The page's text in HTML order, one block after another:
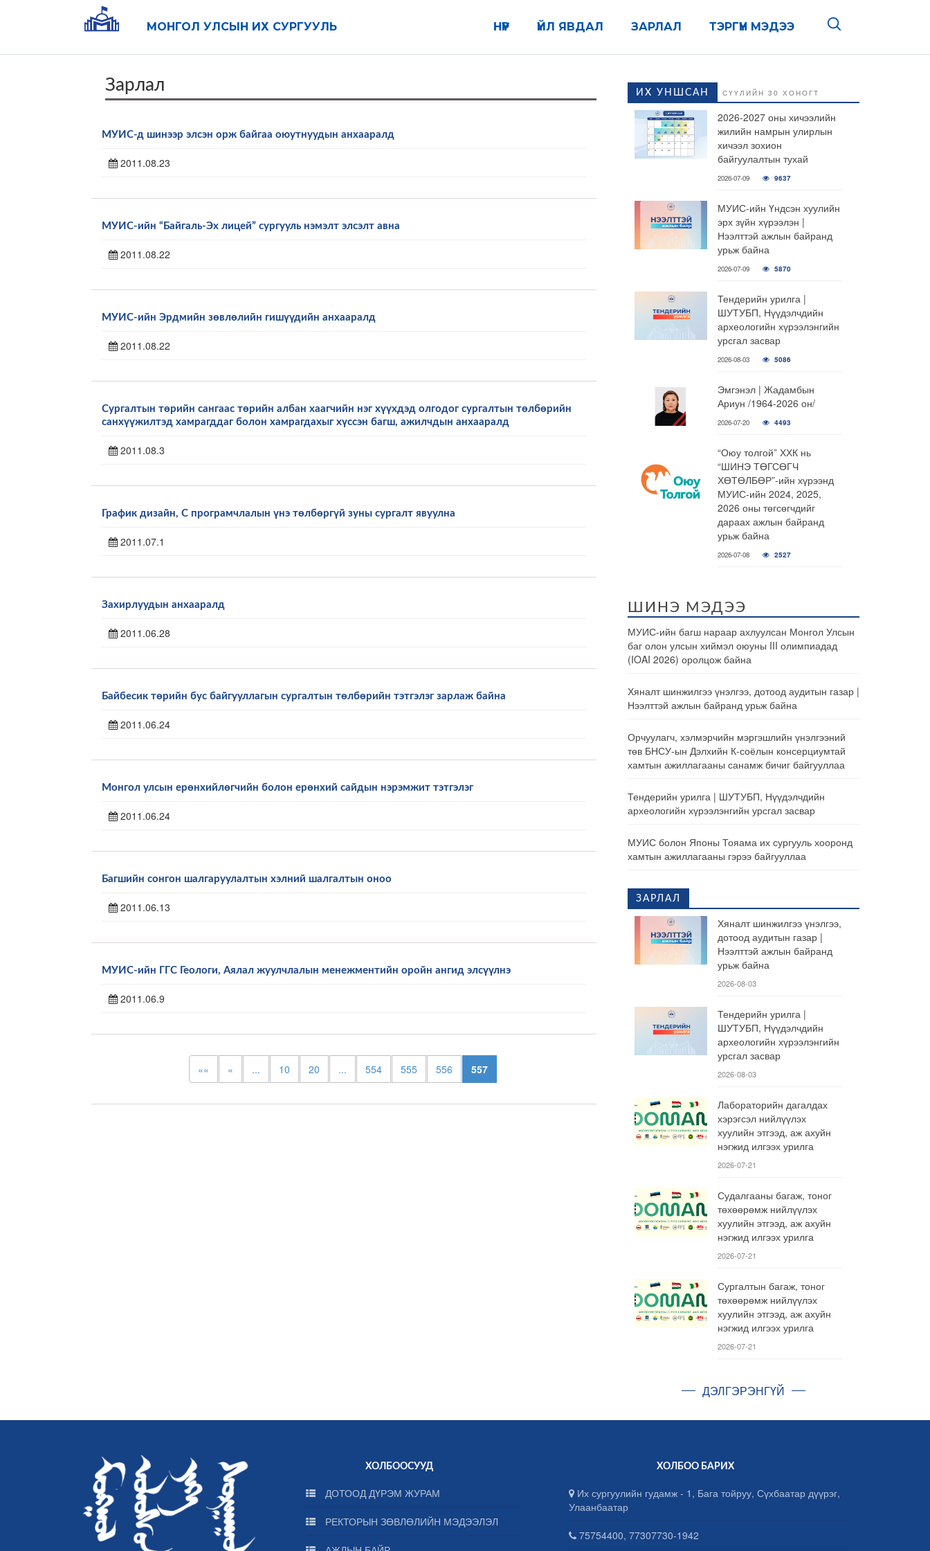
МОНГОЛ УЛСЫН ИХ СУРГУУЛЬ ТЭРГҮҮН МЭДЭЭ
ЗАРЛАЛ
ҮЙЛ ЯВДАЛ
НҮҮР
Зарлал
МУИС-д шинээр элсэн орж байгаа оюутнуудын анхааралд
2011.08.23
МУИС-ийн “Байгаль-Эх лицей” сургууль нэмэлт элсэлт авна
2011.08.22
МУИС-ийн Эрдмийн зөвлөлийн гишүүдийн анхааралд
2011.08.22
Сургалтын төрийн сангаас төрийн албан хаагчийн нэг хүүхдэд олгодог сургалтын төлбөрийн
санхүүжилтэд хамрагддаг болон хамрагдахыг хүссэн багш, ажилчдын анхааралд
2011.08.3
График дизайн, С програмчлалын үнэ төлбөргүй зуны сургалт явуулна
2011.07.1
Захирлуудын анхааралд
2011.06.28
Байбесик төрийн бус байгууллагын сургалтын төлбөрийн тэтгэлэг зарлаж байна
2011.06.24
Монгол улсын ерөнхийлөгчийн болон ерөнхий сайдын нэрэмжит тэтгэлэг
2011.06.24
Багшийн сонгон шалгаруулалтын хэлний шалгалтын оноо
2011.06.13
МУИС-ийн ГГС Геологи, Аялал жуулчлалын менежментийн оройн ангид элсүүлнэ
2011.06.9
«« « ... 10 20 ... 554 555 556 557
ИХ УНШСАН СҮҮЛИЙН 30 ХОНОГТ
2026-2027 оны хичээлийн
жилийн намрын улирлын
хичээл зохион
байгуулалтын тухай
2026-07-09 9637
МУИС-ийн Үндсэн хуулийн
эрх зүйн хүрээлэн |
Нээлттэй ажлын байранд
урьж байна
2026-07-09 5870
Тендерийн урилга |
ШУТУБП, Нүүдэлчдийн
археологийн хүрээлэнгийн
урсгал засвар
2026-08-03 5086
Эмгэнэл | Жадамбын
Ариун /1964-2026 он/
2026-07-20 4493
“Оюу толгой” ХХК нь
“ШИНЭ ТӨГСӨГЧ
ХӨТӨЛБӨР”-ийн хүрээнд
МУИС-ийн 2024, 2025,
2026 оны төгсөгчдийг
дараах ажлын байранд
урьж байна
2026-07-08 2527
ШИНЭ МЭДЭЭ
МУИС-ийн багш нараар ахлуулсан Монгол Улсын
баг олон улсын хиймэл оюуны III олимпиадад
(IOAI 2026) оролцож байна
Хяналт шинжилгээ үнэлгээ, дотоод аудитын газар |
Нээлттэй ажлын байранд урьж байна
Орчуулагч, хэлмэрчийн мэргэшлийн үнэлгээний
төв БНСУ-ын Дэлхийн К-соёлын консерциумтай
хамтын ажиллагааны санамж бичиг байгууллаа
Тендерийн урилга | ШУТУБП, Нүүдэлчдийн
археологийн хүрээлэнгийн урсгал засвар
МУИС болон Японы Тояама их сургууль хооронд
хамтын ажиллагааны гэрээ байгууллаа
ЗАРЛАЛ
Хяналт шинжилгээ үнэлгээ,
дотоод аудитын газар |
Нээлттэй ажлын байранд
урьж байна
2026-08-03
Тендерийн урилга |
ШУТУБП, Нүүдэлчдийн
археологийн хүрээлэнгийн
урсгал засвар
2026-08-03
Лабораторийн дагалдах
хэрэгсэл нийлүүлэх
хуулийн этгээд, аж ахуйн
нэгжид илгээх урилга
2026-07-21
Судалгааны багаж, тоног
төхөөрөмж нийлүүлэх
хуулийн этгээд, аж ахуйн
нэгжид илгээх урилга
2026-07-21
Сургалтын багаж, тоног
төхөөрөмж нийлүүлэх
хуулийн этгээд, аж ахуйн
нэгжид илгээх урилга
2026-07-21
ДЭЛГЭРЭНГҮЙ
ХОЛБООСУУД
ДОТООД ДҮРЭМ ЖУРАМ
РЕКТОРЫН ЗӨВЛӨЛИЙН МЭДЭЭЛЭЛ
ХОЛБОО БАРИХ
Их сургуулийн гудамж - 1, Бага тойруу, Сүхбаатар дүүрэг,
Улаанбаатар
75754400, 77307730-1942